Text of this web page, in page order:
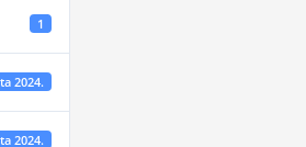
1
2024.
2024.